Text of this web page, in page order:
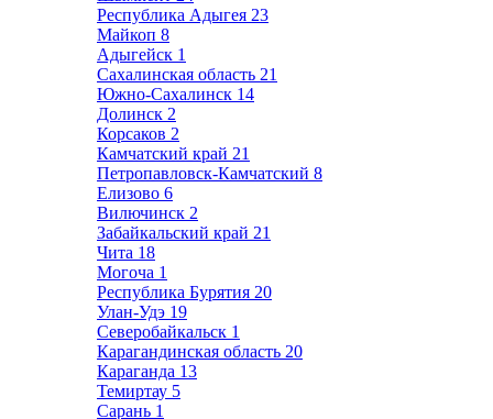
Республика Адыгея 23
Майкоп 8
Адыгейск 1
Сахалинская область 21
Южно-Сахалинск 14
Долинск 2
Корсаков 2
Камчатский край 21
Петропавловск-Камчатский 8
Елизово 6
Вилючинск 2
Забайкальский край 21
Чита 18
Могоча 1
Республика Бурятия 20
Улан-Удэ 19
Северобайкальск 1
Карагандинская область 20
Караганда 13
Темиртау 5
Сарань 1